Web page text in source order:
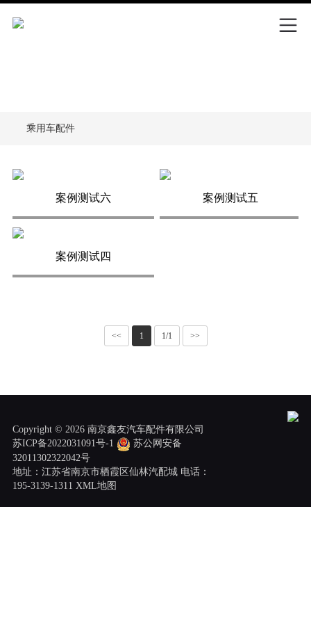
乘用车配件
案例测试六 案例测试五
案例测试四
<< 1 1/1 >>
Copyright © 2026 南京鑫友汽车配件有限公司
苏ICP备2022031091号-1
苏公网安备
32011302322042号
地址：江苏省南京市栖霞区仙林汽配城 电话：
195-3139-1311 XML地图